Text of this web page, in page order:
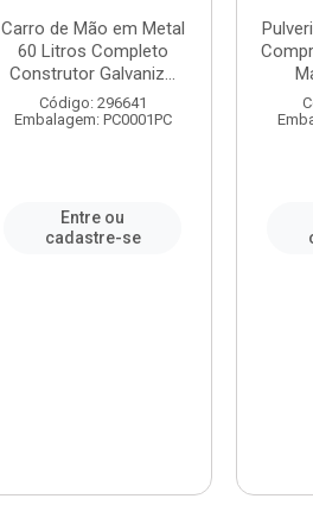
Carro de Mão em Metal
60 Litros Completo
Construtor Galvaniz...
Código: 296641
Embalagem: PC0001PC
Entre ou
cadastre-se